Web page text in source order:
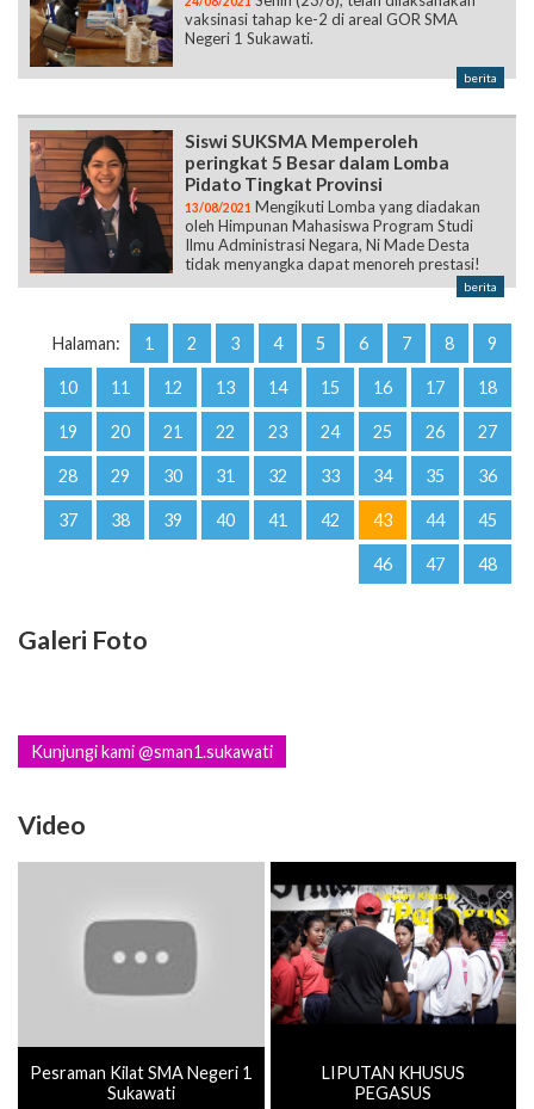
vaksinasi tahap ke-2 di areal GOR SMA
Negeri 1 Sukawati.
berita
Siswi SUKSMA Memperoleh
peringkat 5 Besar dalam Lomba
Pidato Tingkat Provinsi
13/08/2021 Mengikuti Lomba yang diadakan
oleh Himpunan Mahasiswa Program Studi
Ilmu Administrasi Negara, Ni Made Desta
tidak menyangka dapat menoreh prestasi!
berita
Halaman: 1 2 3 4 5 6 7 8 9
10 11 12 13 14 15 16 17 18
19 20 21 22 23 24 25 26 27
28 29 30 31 32 33 34 35 36
37 38 39 40 41 42 43 44 45
46 47 48
Galeri Foto
Kunjungi kami @sman1.sukawati
Video
Pesraman Kilat SMA Negeri 1
Sukawati
LIPUTAN KHUSUS
PEGASUS